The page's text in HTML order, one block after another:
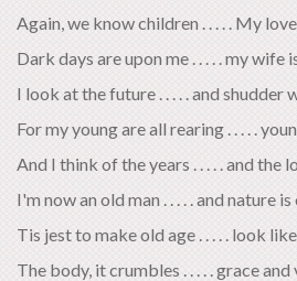
Again, we know children . . . . . My
Dark days are upon me . . . . . my wife
I look at the future . . . . . and shudder
For my young are all rearing . . . . .
And I think of the years . . . . . and the
I'm now an old man . . . . . and nature is
Tis jest to make old age . . . . . look
The body, it crumbles . . . . . grace